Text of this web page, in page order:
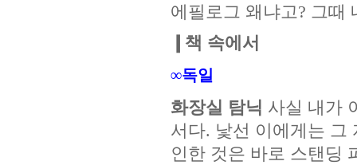
에필로그 왜냐고? 그때
❙책 속에서
∞독일
화장실 탐닉 사실 내가
서다. 낯선 이에게는 그
인한 것은 바로 스탠딩